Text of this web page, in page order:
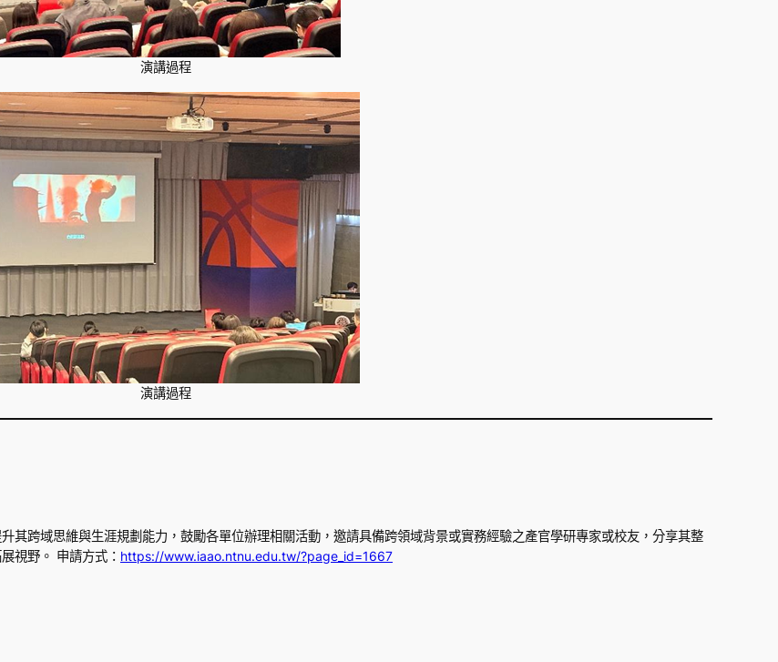
演講過程
演講過程
其跨域思維與生涯規劃能力，鼓勵各單位辦理相關活動，邀請具備跨領域背景或實務經驗之產官學研專家或校友，分享其整
視野。 申請方式： https://www.iaao.ntnu.edu.tw/?page_id=1667